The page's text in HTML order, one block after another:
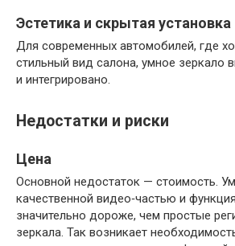
Эстетика и скрытая установка
Для современных автомобилей, где
стильный вид салона, умное зеркало
и интегрировано.
Недостатки и риски
Цена
Основной недостаток — стоимость.
качественной видео‑частью и
значительно дороже, чем простые
зеркала. Так возникает